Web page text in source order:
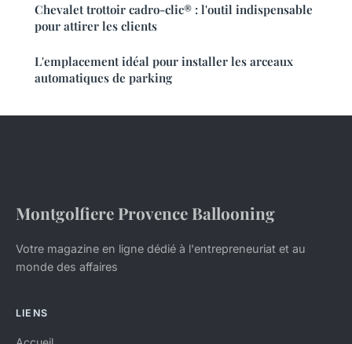
Chevalet trottoir cadro-clic® : l'outil indispensable
pour attirer les clients
L'emplacement idéal pour installer les arceaux
automatiques de parking
Montgolfiere Provence Ballooning
Votre magazine en ligne dédié à l'entrepreneuriat et au
monde des affaires
LIENS